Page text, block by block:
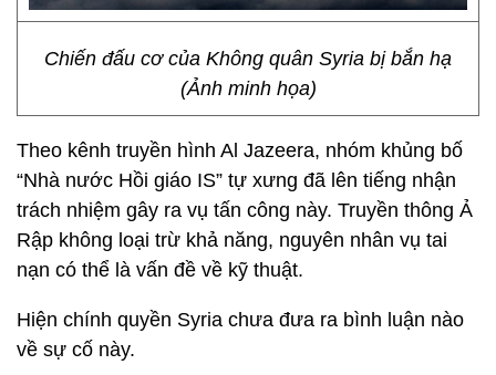
Chiến đấu cơ của Không quân Syria bị bắn hạ
(Ảnh minh họa)
Theo kênh truyền hình Al Jazeera, nhóm khủng bố
“Nhà nước Hồi giáo IS” tự xưng đã lên tiếng nhận
trách nhiệm gây ra vụ tấn công này. Truyền thông Ả
Rập không loại trừ khả năng, nguyên nhân vụ tai
nạn có thể là vấn đề về kỹ thuật.
Hiện chính quyền Syria chưa đưa ra bình luận nào
về sự cố này.